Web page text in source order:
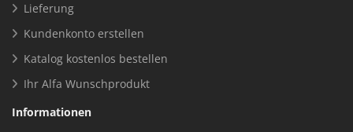
Lieferung
Kundenkonto erstellen
Katalog kostenlos bestellen
Ihr Alfa Wunschprodukt
Informationen